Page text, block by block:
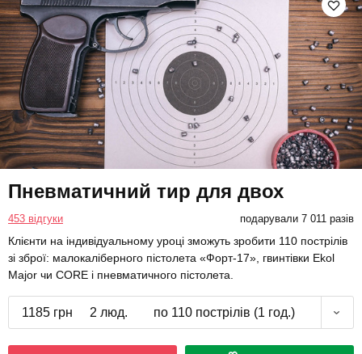
Пневматичний тир для двох
453 відгуки подарували 7 011 разів
Клієнти на індивідуальному уроці зможуть зробити 110 пострілів
зі зброї: малокаліберного пістолета «Форт-17», гвинтівки Ekol
Major чи CORE і пневматичного пістолета.
1185 грн 2 люд. по 110 пострілів (1 год.)